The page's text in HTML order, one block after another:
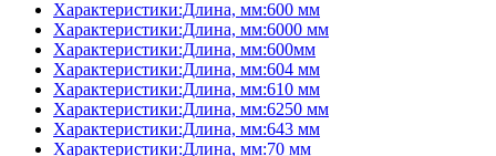
Характеристики:Длина, мм:600 мм
Характеристики:Длина, мм:6000 мм
Характеристики:Длина, мм:600мм
Характеристики:Длина, мм:604 мм
Характеристики:Длина, мм:610 мм
Характеристики:Длина, мм:6250 мм
Характеристики:Длина, мм:643 мм
Характеристики:Длина, мм:70 мм